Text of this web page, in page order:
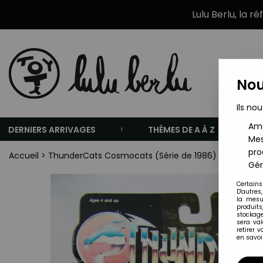
Lulu Berlu, la
DERNIERS ARRIVAGES THÈMES DE A À Z
Accueil > ThunderCats Cosmocats (Série de 1986)
Ils
la
sera
retirer
en